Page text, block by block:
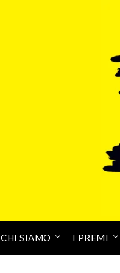
CHI SIAMO I PREMI